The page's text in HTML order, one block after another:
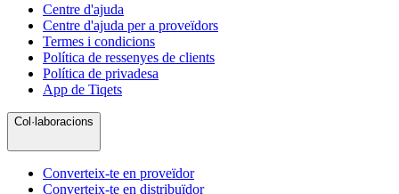
Centre d'ajuda
Centre d'ajuda per a proveïdors
Termes i condicions
Política de ressenyes de clients
Política de privadesa
App de Tiqets
Col·laboracions
Converteix-te en proveïdor
Converteix-te en distribuïdor